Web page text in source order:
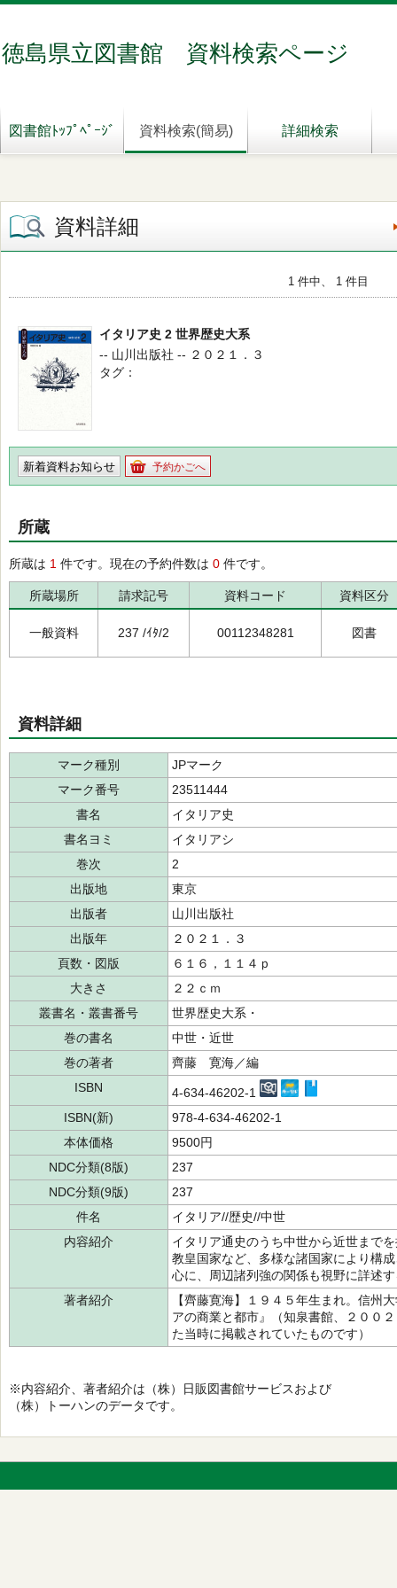
徳島県立図書館 資料検索ページ
図書館ﾄｯﾌﾟﾍﾟｰｼﾞ 資料検索(簡易) 詳細検索
資料詳細
1 件中、 1 件目
イタリア史 2 世界歴史大系
-- 山川出版社 -- ２０２１．３
タグ
新着資料お知らせ 予約かごへ
所蔵
所蔵は 1 件です。現在の予約件数は 0 件です。
所蔵場所 請求記号 資料コード 資料区分
一般資料 237 /ｲﾀ/2 00112348281 図書
資料詳細
マーク種別
JPマーク
マーク番号
23511444
書名
イタリア史
書名ヨミ
イタリアシ
巻次
2
出版地
東京
出版者
山川出版社
出版年
２０２１．３
頁数・図版
６１６，１１４ｐ
大きさ
２２ｃｍ
叢書名・叢書番号
世界歴史大系・
巻の書名
中世・近世
巻の著者
齊藤 寛海／編
ISBN
4-634-46202-1
ISBN(新)
978-4-634-46202-1
本体価格
9500円
NDC分類(8版)
237
NDC分類(9版)
237
件名
イタリア//歴史//中世
内容紹介
イタリア通史のうち中世から近世まで
教皇国家など、多様な諸国家により構
心に、周辺諸列強の関係も視野に詳述
著者紹介
【齊藤寛海】１９４５年生まれ。信州
アの商業と都市』（知泉書館、２００
た当時に掲載されていたものです）
※内容紹介、著者紹介は（株）日販図書館サービスおよび
（株）トーハンのデータです。